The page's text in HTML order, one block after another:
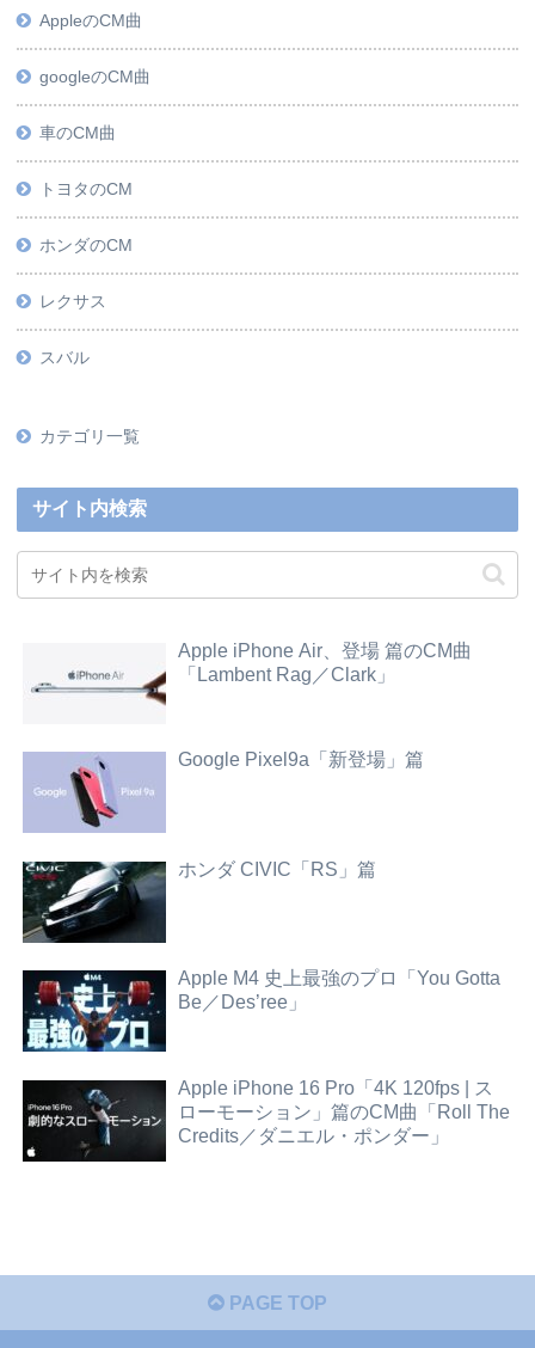
AppleのCM曲
googleのCM曲
車のCM曲
トヨタのCM
ホンダのCM
レクサス
スバル
カテゴリ一覧
サイト内検索
Apple iPhone Air、登場 篇のCM曲
「Lambent Rag／Clark」
Google Pixel9a「新登場」篇
ホンダ CIVIC「RS」篇
Apple M4 史上最強のプロ「You Gotta
Be／Des’ree」
Apple iPhone 16 Pro「4K 120fps | ス
ローモーション」篇のCM曲「Roll The
Credits／ダニエル・ポンダー」
PAGE TOP